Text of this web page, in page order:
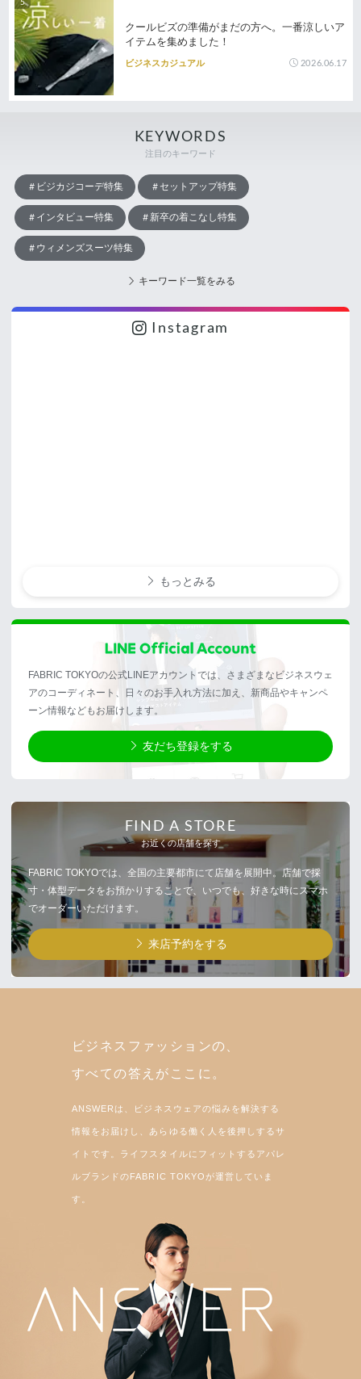
クールビズの準備がまだの方へ。一番涼しいア
イテムを集めました！
ビジネスカジュアル 2026.06.17
KEYWORDS
注目のキーワード
ビジカジコーデ特集 セットアップ特集
インタビュー特集 新卒の着こなし特集
ウィメンズスーツ特集
キーワード一覧をみる
Instagram
もっとみる
FABRIC TOKYOの公式LINEアカウントでは、さまざまなビジネスウェ
アのコーディネート、日々のお手入れ方法に加え、新商品やキャンペ
ーン情報などもお届けします。
友だち登録をする
FIND A STORE
お近くの店舗を探す
FABRIC TOKYOでは、全国の主要都市にて店舗を展開中。店舗で採
寸・体型データをお預かりすることで、いつでも、好きな時にスマホ
でオーダーいただけます。
来店予約をする
ビジネスファッションの、
すべての答えがここに。
ANSWERは、ビジネスウェアの悩みを解決する
情報をお届けし、あらゆる働く人を後押しするサ
イトです。ライフスタイルにフィットするアパレ
ルブランドのFABRIC TOKYOが運営していま
す。